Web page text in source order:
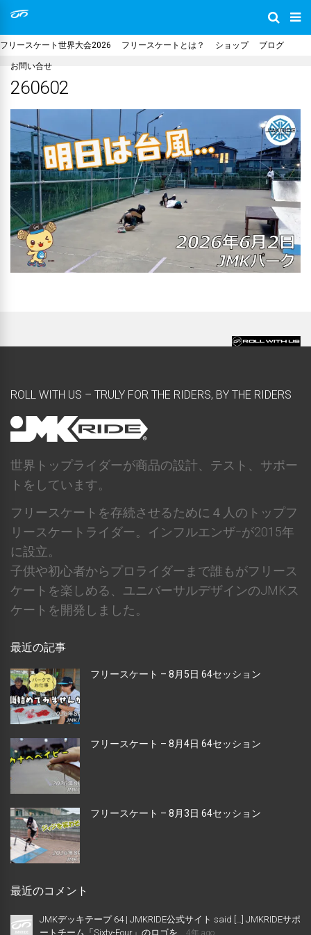
フリースケート世界大会2026 フリースケートとは？ ショップ ブログ
お問い合せ
260602
ROLL WITH US – TRULY FOR THE RIDERS, BY THE RIDERS
世界トップライダーが商品の設計、テスト、サポー
トをしています。
フリースケートを存続させるために４人のトップフ
リースケートライダー。インフルエンザｰが2015年
に設立。
子供や初心者からプロライダーまで誰もがフリース
ケートを楽しめる、ユニバーサルデザインのJMKス
ケートを開発しました。
最近の記事
フリースケート – 8月5日 64セッション
フリースケート – 8月4日 64セッション
フリースケート – 8月3日 64セッション
最近のコメント
JMKデッキテープ 64 | JMKRIDE公式サイト said […] JMKRIDEサポ
ートチーム「Sixty-Four」のロゴを...
4年 ago